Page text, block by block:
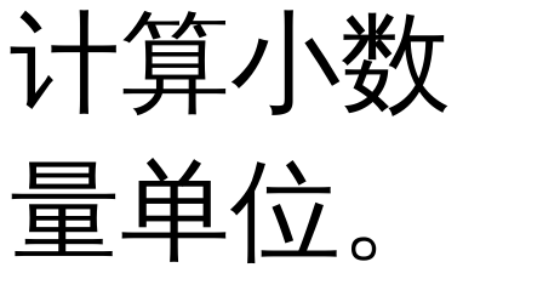
计算小数
量单位。